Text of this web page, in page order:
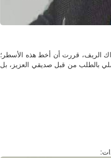
الريف، قررت أن أخط هذه الأسطر؛
بالطلب من قبل صديقي العزيز، بل